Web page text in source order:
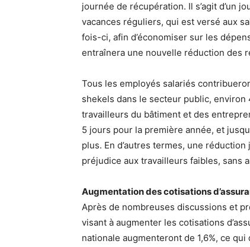
journée de récupération. Il s’agit d’un
vacances réguliers, qui est versé aux
fois-ci, afin d’économiser sur les
entraînera une nouvelle réduction des
Tous les employés salariés
shekels dans le secteur public,
travailleurs du bâtiment et des
5 jours pour la première année, et
plus. En d’autres termes, une
préjudice aux travailleurs faibles, sans
Augmentation des cotisations
Après de nombreuses discussions et
visant à augmenter les cotisations
nationale augmenteront de 1,6%, ce